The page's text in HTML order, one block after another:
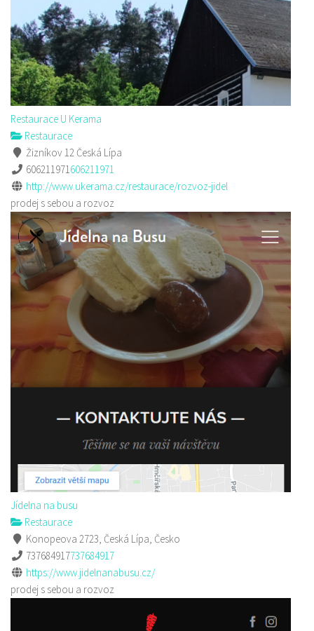
Restaurace U Kerama
Restaurace
Žizníkov 12 Česká Lípa
606211971606211971
http://www.ukerama.cz/restaurace/rozvoz-jidel
prodej s sebou a rozvoz
Jídelna na busu
Restaurace
Konopeova 2723, Česká Lípa, Česko
737684917737684917
https://www.jidelnanabusu.cz/
prodej s sebou a rozvoz